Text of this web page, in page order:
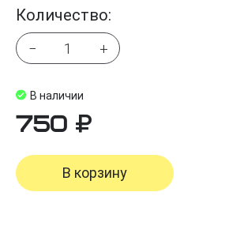
Количество:
− +
В наличии
750
В корзину